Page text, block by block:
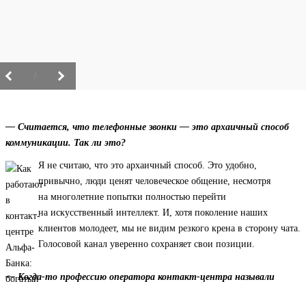
— Считается, что телефонные звонки — это архаичный способ
коммуникации. Так ли это?
Я не считаю, что это архаичный способ. Это удобно,
привычно, люди ценят человеческое общение, несмотря
на многолетние попытки полностью перейти
на искусственный интеллект. И, хотя поколение наших
клиентов молодеет, мы не видим резкого крена в сторону чата.
Голосовой канал уверенно сохраняет свои позиции.
— Когда-то профессию оператора контакт-центра называли